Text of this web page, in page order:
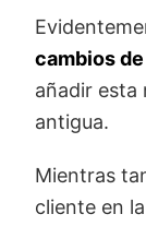
cambios
añadir esta
antigua.
Mientras
cliente en